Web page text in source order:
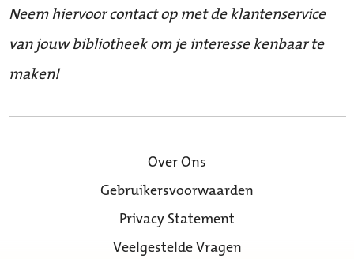
Neem hiervoor contact op met de klantenservice
van jouw bibliotheek om je interesse kenbaar te
maken!
Over Ons
Gebruikersvoorwaarden
Privacy Statement
Veelgestelde Vragen